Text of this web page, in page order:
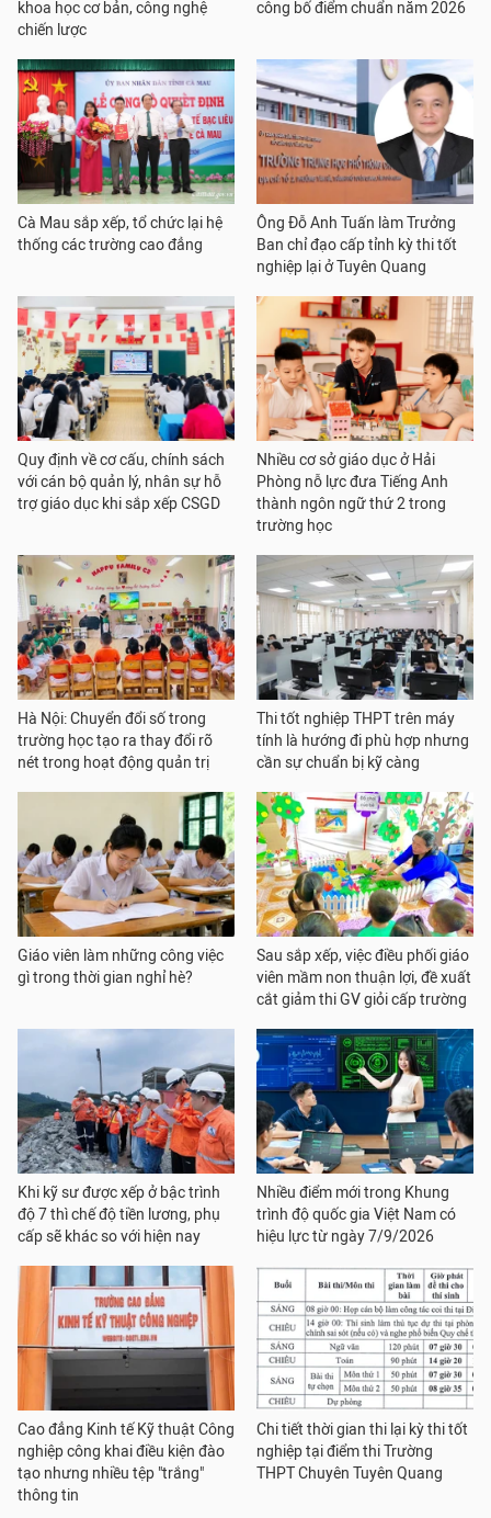
khoa học cơ bản, công nghệ
chiến lược
công bố điểm chuẩn năm 2026
Cà Mau sắp xếp, tổ chức lại hệ
thống các trường cao đẳng
Ông Đỗ Anh Tuấn làm Trưởng
Ban chỉ đạo cấp tỉnh kỳ thi tốt
nghiệp lại ở Tuyên Quang
Quy định về cơ cấu, chính sách
với cán bộ quản lý, nhân sự hỗ
trợ giáo dục khi sắp xếp CSGD
Nhiều cơ sở giáo dục ở Hải
Phòng nỗ lực đưa Tiếng Anh
thành ngôn ngữ thứ 2 trong
trường học
Hà Nội: Chuyển đổi số trong
trường học tạo ra thay đổi rõ
nét trong hoạt động quản trị
Thi tốt nghiệp THPT trên máy
tính là hướng đi phù hợp nhưng
cần sự chuẩn bị kỹ càng
Giáo viên làm những công việc
gì trong thời gian nghỉ hè?
Sau sắp xếp, việc điều phối giáo
viên mầm non thuận lợi, đề xuất
cắt giảm thi GV giỏi cấp trường
Khi kỹ sư được xếp ở bậc trình
độ 7 thì chế độ tiền lương, phụ
cấp sẽ khác so với hiện nay
Nhiều điểm mới trong Khung
trình độ quốc gia Việt Nam có
hiệu lực từ ngày 7/9/2026
Cao đẳng Kinh tế Kỹ thuật Công
nghiệp công khai điều kiện đào
tạo nhưng nhiều tệp "trắng"
thông tin
Chi tiết thời gian thi lại kỳ thi tốt
nghiệp tại điểm thi Trường
THPT Chuyên Tuyên Quang